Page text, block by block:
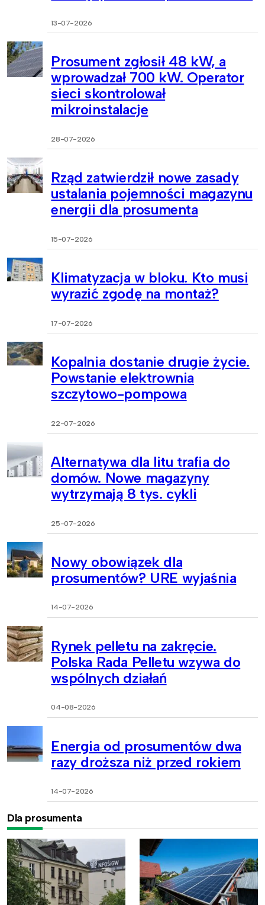
13-07-2026
Prosument zgłosił 48 kW, a
wprowadzał 700 kW. Operator
sieci skontrolował
mikroinstalacje
28-07-2026
Rząd zatwierdził nowe zasady
ustalania pojemności magazynu
energii dla prosumenta
15-07-2026
Klimatyzacja w bloku. Kto musi
wyrazić zgodę na montaż?
17-07-2026
Kopalnia dostanie drugie życie.
Powstanie elektrownia
szczytowo-pompowa
22-07-2026
Alternatywa dla litu trafia do
domów. Nowe magazyny
wytrzymają 8 tys. cykli
25-07-2026
Nowy obowiązek dla
prosumentów? URE wyjaśnia
14-07-2026
Rynek pelletu na zakręcie.
Polska Rada Pelletu wzywa do
wspólnych działań
04-08-2026
Energia od prosumentów dwa
razy droższa niż przed rokiem
14-07-2026
Dla prosumenta